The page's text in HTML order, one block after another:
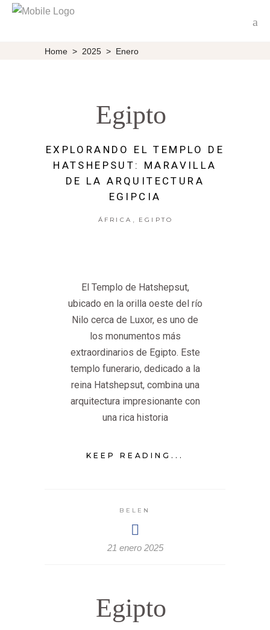
Home > 2025 > Enero
Egipto
EXPLORANDO EL TEMPLO DE
HATSHEPSUT: MARAVILLA
DE LA ARQUITECTURA
EGIPCIA
ÁFRICA , EGIPTO
El Templo de Hatshepsut,
ubicado en la orilla oeste del río
Nilo cerca de Luxor, es uno de
los monumentos más
extraordinarios de Egipto. Este
templo funerario, dedicado a la
reina Hatshepsut, combina una
arquitectura impresionante con
una rica historia
KEEP READING...
BELEN
21 enero 2025
Egipto